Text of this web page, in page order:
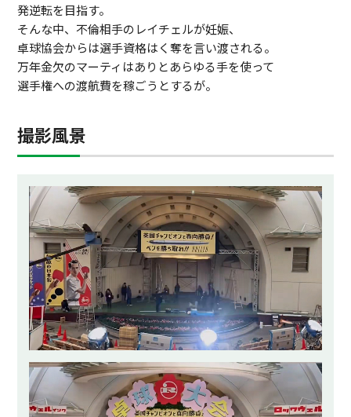
発逆転を目指す。
そんな中、不倫相手のレイチェルが妊娠、
卓球協会からは選手資格はく奪を言い渡される。
万年金欠のマーティはありとあらゆる手を使って
選手権への渡航費を稼ごうとするが。
撮影風景